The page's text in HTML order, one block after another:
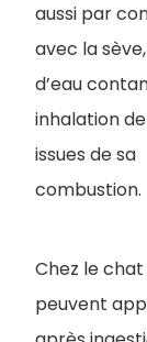
aussi par
avec la
d’eau
inhalation
issues de sa
combustion.
Chez le
peuvent